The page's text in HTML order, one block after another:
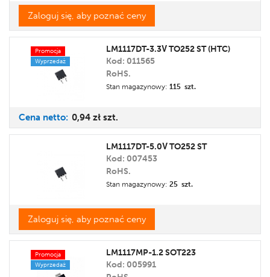
Zaloguj się, aby poznać ceny
Promocja
Wyprzedaż
LM1117DT-3.3V TO252 ST (HTC)
Kod: 011565
RoHS.
Stan magazynowy: 115 szt.
Cena netto: 0,94 zł szt.
LM1117DT-5.0V TO252 ST
Kod: 007453
RoHS.
Stan magazynowy: 25 szt.
Zaloguj się, aby poznać ceny
Promocja
Wyprzedaż
LM1117MP-1.2 SOT223
Kod: 005991